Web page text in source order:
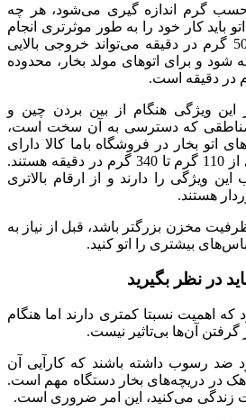
گرم اندازه گیری می‌شود، هر چه
باید کار خود را به طور موثرتری انجام
دهد. هر مقداری بیش از 50 گرم در دقیقه می‌تواند خروجی بالایی
شود و برای اتوهای مولد بخار، محدوده
این ویژگی هنگام از بین بردن چین‌ و
که دسترسی به آن سخت است،
اتو بخار در فروشگاه باما کالا دارای
خروجی بخاردهی لحظه‌ای از 110 گرم تا 340 گرم در دقیقه هستند.
این ویژگی را دارند و از ارقام بالاتری
هستند.
مخزن بزرگتر باشد، قبل از نیاز به
بیشتری را اتو کنید.
در نظر بگیرید
که اهمیت نسبتا کمتری دارند اما هنگام
گرفتن آن‌ها بی‌تاثیر نیست.
ضد رسوب داشته باشند که کارآیی آن
در دریچه‌های بخار دستگاه مهم است.
زندگی می‌کنید، این امر ضروری است.